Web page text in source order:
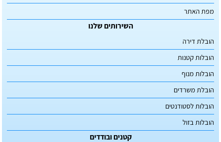
מפת האתר
השירותים שלנו
הובלת דירה
הובלות קטנות
הובלות מנוף
הובלת משרדים
הובלות לסטודנטים
הובלות בזול
קטנים ובודדים